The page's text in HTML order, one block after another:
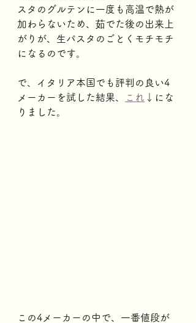
スタのグルテンに一度も高温で熱が
加わらないため、茹でた後の出来上
がりが、生パスタのごとくモチモチ
になるのです。
で、イタリア本国でも評判の良い4
メーカーを試した結果、
これ ↓にな
りました。
この4メーカーの中で、一番値段が